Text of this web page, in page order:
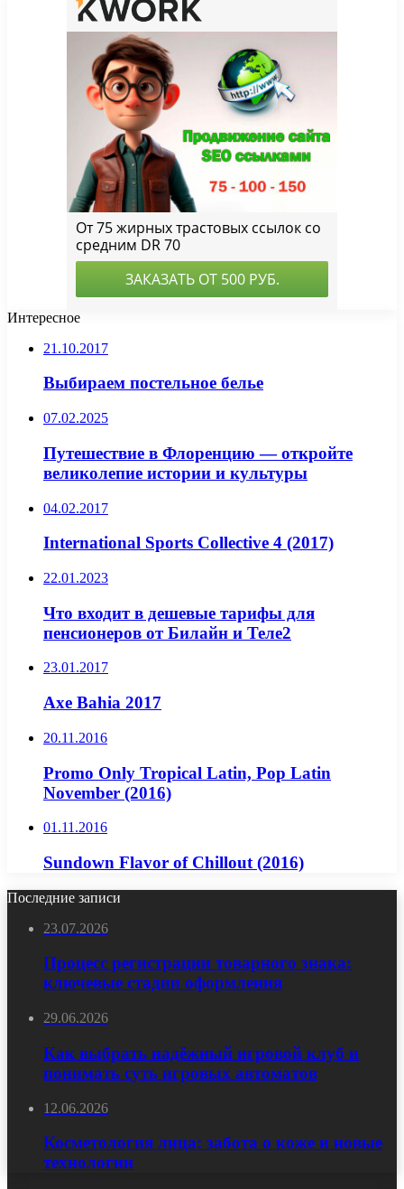
Интересное
21.10.2017
Выбираем постельное белье
07.02.2025
Путешествие в Флоренцию — откройте
великолепие истории и культуры
04.02.2017
International Sports Collective 4 (2017)
22.01.2023
Что входит в дешевые тарифы для
пенсионеров от Билайн и Теле2
23.01.2017
Axe Bahia 2017
20.11.2016
Promo Only Tropical Latin, Pop Latin
November (2016)
01.11.2016
Sundown Flavor of Chillout (2016)
Последние записи
23.07.2026
Процесс регистрации товарного знака:
ключевые стадии оформления
29.06.2026
Как выбрать надёжный игровой клуб и
понимать суть игровых автоматов
12.06.2026
Косметология лица: забота о коже и новые
технологии